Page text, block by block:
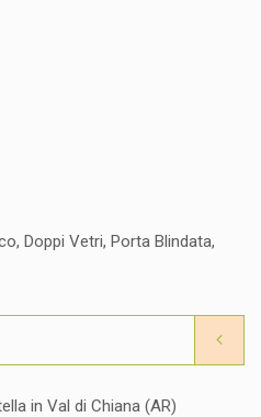
Doppi Vetri, Porta Blindata,
in Val di Chiana (AR)